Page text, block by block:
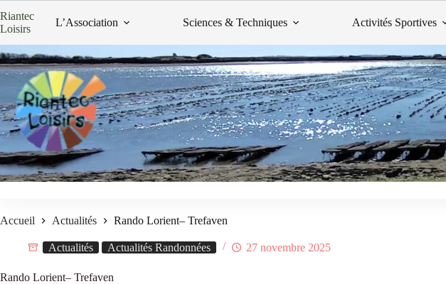
au
contenu
Riantec
Loisirs
L’Association Sciences & Techniques Activités Sportives
Accueil Actualités Rando Lorient– Trefaven
Actualités Actualités Randonnées 27 novembre 2025
Rando Lorient– Trefaven